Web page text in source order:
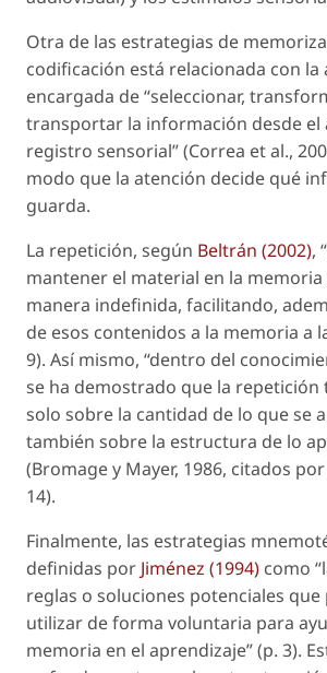
Otra de las estrategias de
codificación está relacionada con la
encargada de “seleccionar,
transportar la información desde el
registro sensorial” (Correa et al.,
modo que la atención decide qué
guarda.
La repetición, según Beltrán (2002),
mantener el material en la
manera indefinida, facilitando,
de esos contenidos a la memoria a
9). Así mismo, “dentro del
se ha demostrado que la repetición
solo sobre la cantidad de lo que se
también sobre la estructura de lo
(Bromage y Mayer, 1986, citados por
14).
Finalmente, las estrategias
definidas por Jiménez (1994) como
reglas o soluciones potenciales que
utilizar de forma voluntaria para
memoria en el aprendizaje” (p. 3).